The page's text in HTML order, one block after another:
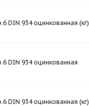
DIN 934 оцинкованная (кг)
DIN 934 оцинкованная
DIN 934 оцинкованная (кг)